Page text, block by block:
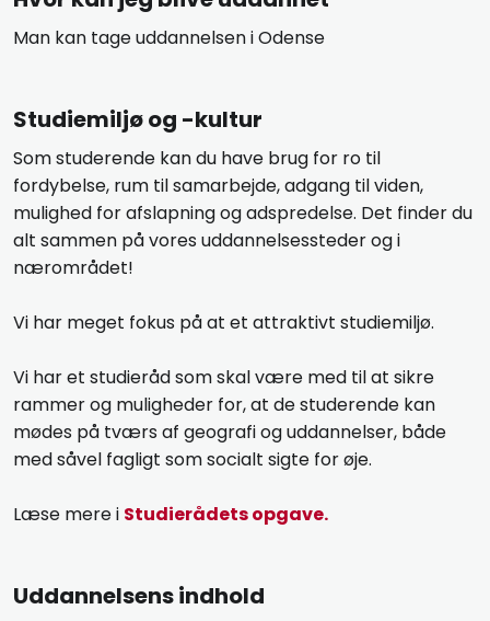
Man kan tage uddannelsen i Odense
​Studiemiljø og -kultur
Som studerende kan du have brug for ro til
fordybelse, rum til samarbejde, adgang til viden,
mulighed for afslapning og adspredelse. Det finder du
alt sammen på vores uddannelsessteder og i
nærområdet!
Vi har meget fokus på at et attraktivt studiemiljø.
Vi har et studieråd som skal være med til at sikre
rammer og muligheder for, at de studerende kan
mødes på tværs af geografi og uddannelser, både
med såvel fagligt som socialt sigte for øje.
Læse mere i Studierådets opgave.
Uddannelsens indhold